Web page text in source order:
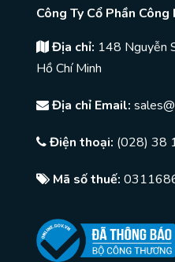
Công Ty Cổ Phần Công
Địa chỉ: 148 Nguyễn
Hồ Chí Minh
Địa chỉ Email:
Điện thoại: (028) 38
Mã số thuế: